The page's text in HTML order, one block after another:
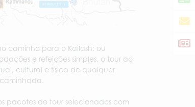
caminho para o Kailash; ou
e refeições simples, o tour ao
cultural e física de qualquer
pacotes de tour selecionados com